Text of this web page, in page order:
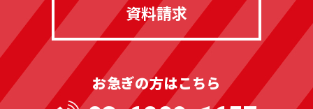
資料請求
お急ぎの方はこちら